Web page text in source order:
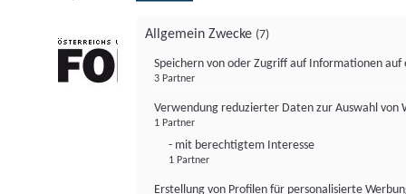
Allgemein Zwecke (7)
Speichern von oder Zugriff auf Informationen auf
3 Partner
Verwendung reduzierter Daten zur Auswahl von
1 Partner
- mit berechtigtem Interesse
1 Partner
Erstellung von Profilen für personalisierte
FONDS professionell